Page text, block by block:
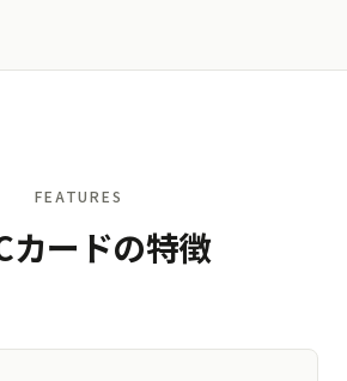
FEATURES
カードの特徴